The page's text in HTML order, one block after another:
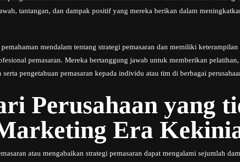
tantangan, dan dampak positif yang mereka berikan dalam
mendalam tentang strategi pemasaran dan memiliki keterampilan
pemasaran. Mereka bertanggung jawab untuk memberikan pelatihan,
pengetahuan pemasaran kepada individu atau tim di berbagai
Perusahaan yang
Era
atau mengabaikan strategi pemasaran dapat mengalami sejumlah